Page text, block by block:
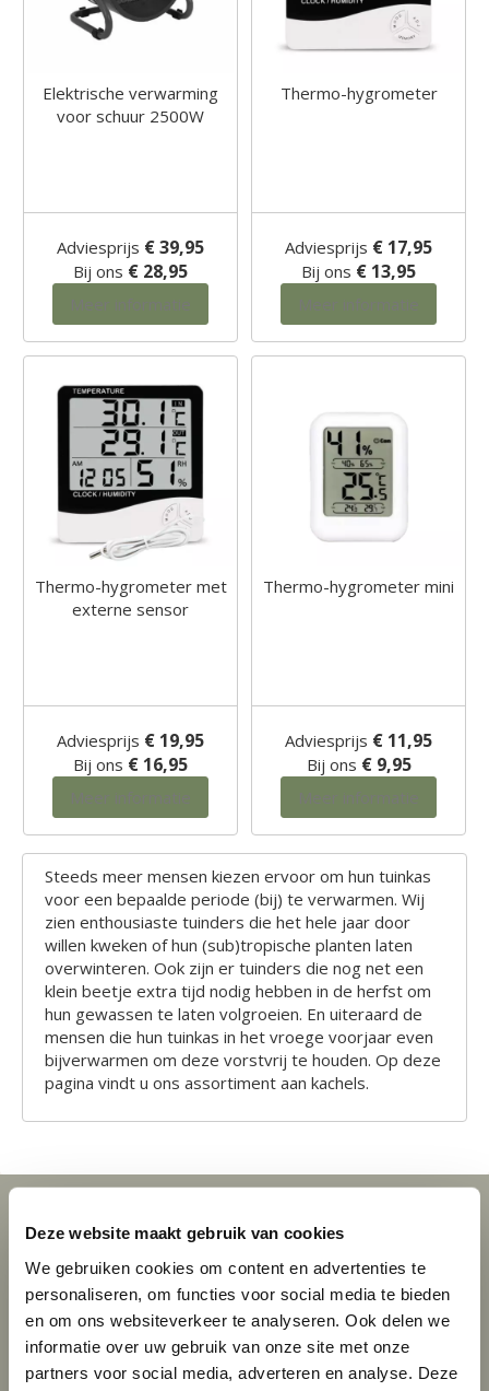
Deze website maakt gebruik van cookies
We gebruiken cookies om content en advertenties te
personaliseren, om functies voor social media te bieden
en om ons websiteverkeer te analyseren. Ook delen we
informatie over uw gebruik van onze site met onze
partners voor social media, adverteren en analyse. Deze
Elektrische verwarming
voor schuur 2500W
Adviesprijs € 39,95
Bij ons € 28,95
Meer informatie
Thermo-hygrometer
Adviesprijs € 17,95
Bij ons € 13,95
Meer informatie
Thermo-hygrometer met
externe sensor
Adviesprijs € 19,95
Bij ons € 16,95
Meer informatie
Thermo-hygrometer mini
Adviesprijs € 11,95
Bij ons € 9,95
Meer informatie
Steeds meer mensen kiezen ervoor om hun tuinkas
voor een bepaalde periode (bij) te verwarmen. Wij
zien enthousiaste tuinders die het hele jaar door
willen kweken of hun (sub)tropische planten laten
overwinteren. Ook zijn er tuinders die nog net een
klein beetje extra tijd nodig hebben in de herfst om
hun gewassen te laten volgroeien. En uiteraard de
mensen die hun tuinkas in het vroege voorjaar even
bijverwarmen om deze vorstvrij te houden. Op deze
pagina vindt u ons assortiment aan kachels.